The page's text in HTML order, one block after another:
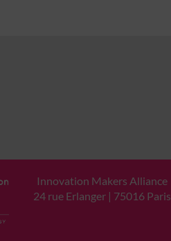
Innovation Makers Alliance
24 rue Erlanger | 75016 Paris